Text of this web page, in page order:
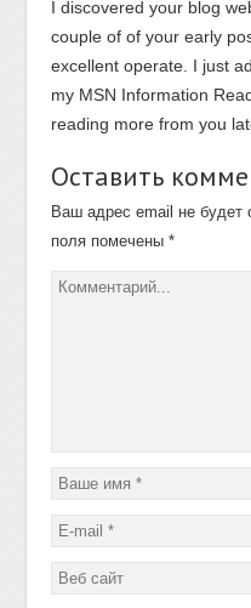
I discovered your blog
couple of of your early
excellent operate. I just
my MSN Information
reading more from you
Оставить
Ваш адрес email не будет
поля помечены*